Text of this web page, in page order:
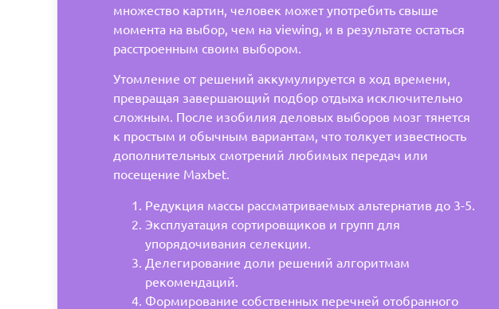
множество картин, человек может употребить свыше
момента на выбор, чем на viewing, и в результате остаться
расстроенным своим выбором.
Утомление от решений аккумулируется в ход времени,
превращая завершающий подбор отдыха исключительно
сложным. После изобилия деловых выборов мозг тянется
к простым и обычным вариантам, что толкует известность
дополнительных смотрений любимых передач или
посещение Maxbet.
Редукция массы рассматриваемых альтернатив до 3-5.
Эксплуатация сортировщиков и групп для
упорядочивания селекции.
Делегирование доли решений алгоритмам
рекомендаций.
Формирование собственных перечней отобранного